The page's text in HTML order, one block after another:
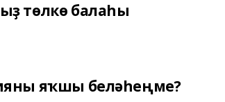
төлкө балаһы
яҡшы беләһеңме?